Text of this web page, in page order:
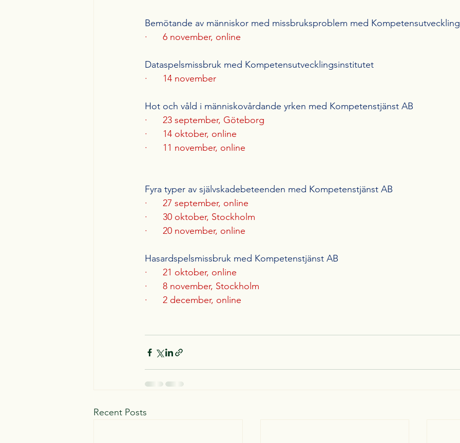
Bemötande av människor med missbruksproblem med
· 6 november, online
Dataspelsmissbruk med Kompetensutvecklingsinstitutet
· 14 november
Hot och våld i människovårdande yrken med Kompetenstjänst AB
· 23 september, Göteborg
· 14 oktober, online
· 11 november, online
Fyra typer av självskadebeteenden med Kompetenstjänst AB
· 27 september, online
· 30 oktober, Stockholm
· 20 november, online
Hasardspelsmissbruk med Kompetenstjänst AB
· 21 oktober, online
· 8 november, Stockholm
· 2 december, online
Recent Posts